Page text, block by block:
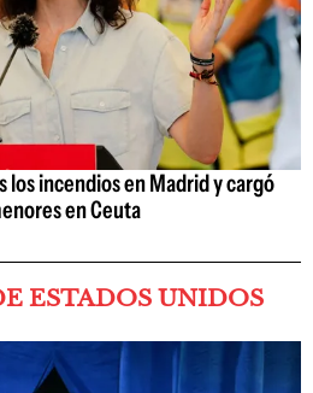
los incendios en Madrid y cargó
en Ceuta
ESTADOS UNIDOS